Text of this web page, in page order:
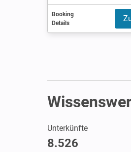
Booking
Details
Unterkünfte
8.526